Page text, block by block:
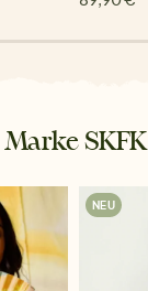
SKFK
NEU